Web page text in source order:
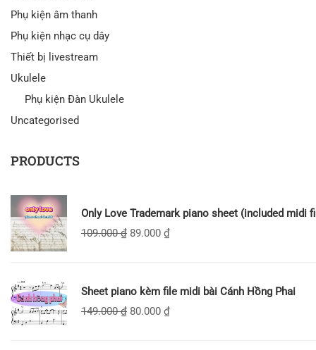
Phụ kiện âm thanh
Phụ kiện nhạc cụ dây
Thiết bị livestream
Ukulele
Phụ kiện Đàn Ukulele
Uncategorised
PRODUCTS
Only Love Trademark piano sheet (included midi
109.000₫ 89.000 ₫
Sheet piano kèm file midi bài Cánh Hồng Phai
149.000₫ 80.000 ₫